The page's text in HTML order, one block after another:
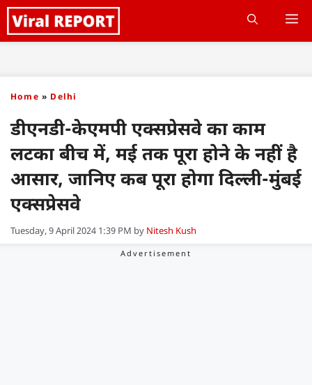
Skip
to
Home » Delhi
डीएनडी-केएमपी एक्सप्रेसवे का काम
लटका बीच में, मई तक पूरा होने के नहीं है
आसार, जानिए कब पूरा होगा दिल्ली-मुंबई
एक्सप्रेसवे
Tuesday, 9 April 2024 1:39 PM by Nitesh Kush